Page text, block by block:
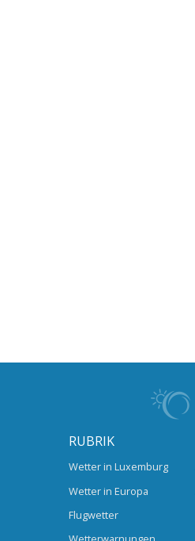
RUBRIK
Wetter in Luxemburg
Wetter in Europa
Flugwetter